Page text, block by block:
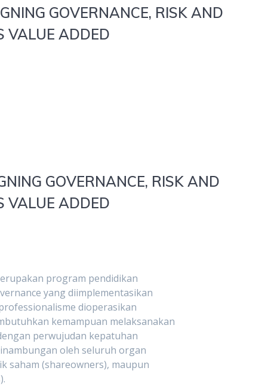
GOVERNANCE, RISK AND
VALUE ADDED
GOVERNANCE, RISK AND
VALUE ADDED
program pendidikan
yang diimplementasikan
dioperasikan
kemampuan melaksanakan
perwujudan kepatuhan
oleh seluruh organ
saham (shareowners), maupun